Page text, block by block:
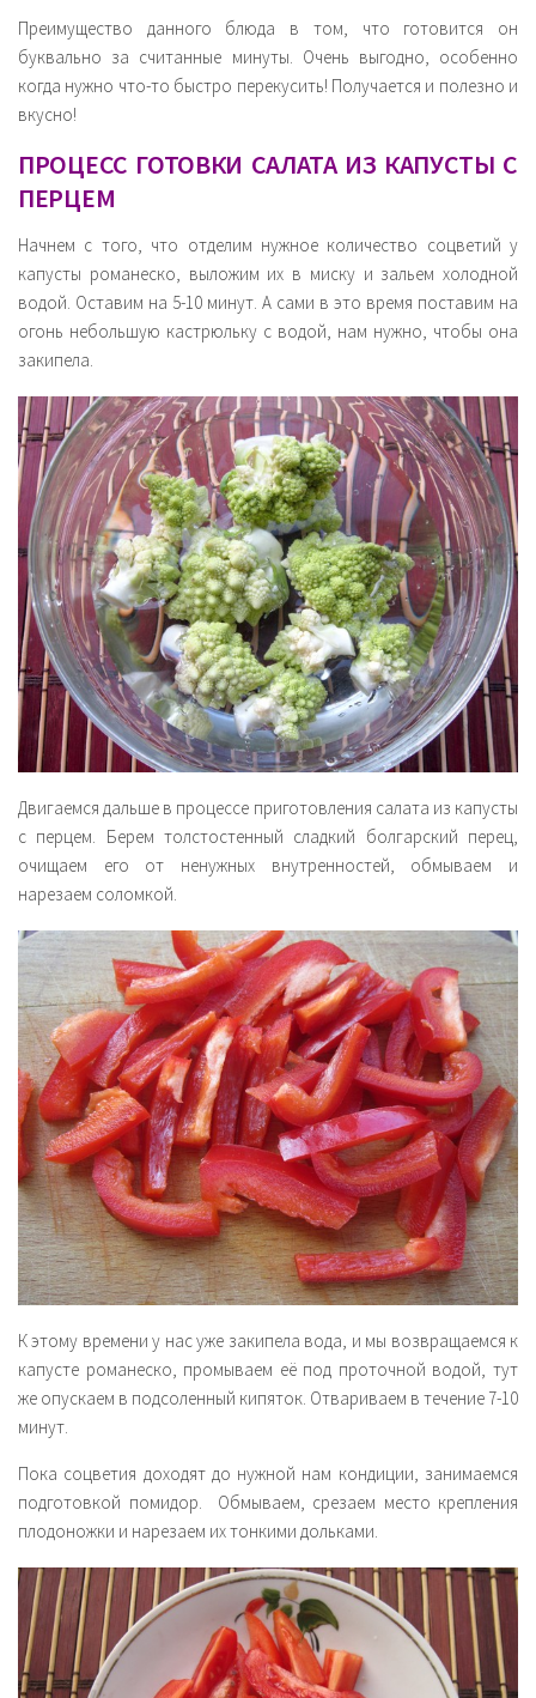
Преимущество данного блюда в том, что готовится он
буквально за считанные минуты. Очень выгодно, особенно
когда нужно что-то быстро перекусить! Получается и полезно и
вкусно!
ПРОЦЕСС ГОТОВКИ САЛАТА ИЗ КАПУСТЫ С
ПЕРЦЕМ
Начнем с того, что отделим нужное количество соцветий у
капусты романеско, выложим их в миску и зальем холодной
водой. Оставим на 5-10 минут. А сами в это время поставим на
огонь небольшую кастрюльку с водой, нам нужно, чтобы она
закипела.
Двигаемся дальше в процессе приготовления салата из капусты
с перцем. Берем толстостенный сладкий болгарский перец,
очищаем его от ненужных внутренностей, обмываем и
нарезаем соломкой.
К этому времени у нас уже закипела вода, и мы возвращаемся к
капусте романеско, промываем её под проточной водой, тут
же опускаем в подсоленный кипяток. Отвариваем в течение 7-10
минут.
Пока соцветия доходят до нужной нам кондиции, занимаемся
подготовкой помидор. Обмываем, срезаем место крепления
плодоножки и нарезаем их тонкими дольками.